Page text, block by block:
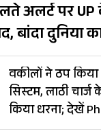
अलर्ट पर
बांदा दुनिया
वकीलों ने ठप किया
सिस्टम, लाठी
किया धरना; देखें